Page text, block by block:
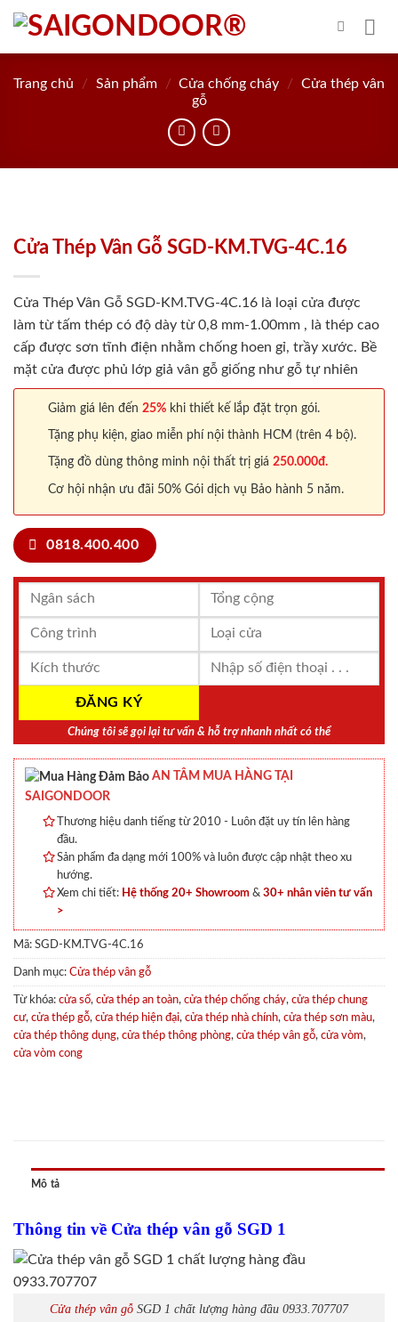
Skip
content
Trang chủ / Sản phẩm / Cửa chống cháy /
Cửa thép vân
gỗ
Cửa Thép Vân Gỗ SGD-KM.TVG-4C.16
Cửa Thép Vân Gỗ SGD-KM.TVG-4C.16 là loại cửa được
làm từ tấm thép có độ dày từ 0,8 mm-1.00mm , là thép cao
cấp được sơn tĩnh điện nhằm chống hoen gỉ, trầy xước. Bề
mặt cửa được phủ lớp giả vân gỗ giống như gỗ tự nhiên
Giảm giá lên đến 25% khi thiết kế lắp đặt trọn gói.
Tặng phụ kiện, giao miễn phí nội thành HCM (trên 4 bộ).
Tặng đồ dùng thông minh nội thất trị giá 250.000đ.
Cơ hội nhận ưu đãi 50% Gói dịch vụ Bảo hành 5 năm.
0818.400.400
Chúng tôi sẽ gọi lại tư vấn & hỗ trợ nhanh nhất có thể
AN TÂM MUA HÀNG TẠI
SAIGONDOOR
Thương hiệu danh tiếng từ 2010 - Luôn đặt uy tín lên hàng
đầu.
Sản phẩm đa dạng mới 100% và luôn được cập nhật theo xu
hướng.
Xem chi tiết: Hệ thống 20+ Showroom & 30+ nhân viên tư vấn
>
Mã: SGD-KM.TVG-4C.16
Danh mục: Cửa thép vân gỗ
Từ khóa: cửa sổ, cửa thép an toàn, cửa thép chống cháy, cửa thép chung
cư, cửa thép gỗ, cửa thép hiện đại, cửa thép nhà chính, cửa thép sơn màu,
cửa thép thông dụng, cửa thép thông phòng, cửa thép vân gỗ, cửa vòm,
cửa vòm cong
Mô tả
Thông tin về Cửa thép vân gỗ SGD 1
Cửa thép vân gỗ SGD 1 chất lượng hàng đầu 0933.707707